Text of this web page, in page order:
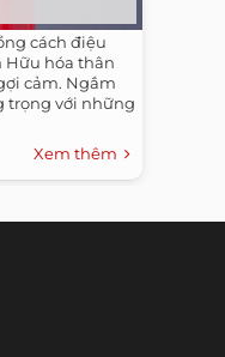
cách điệu
Hữu hóa thân
cảm. Ngắm
trọng với những
Xem thêm